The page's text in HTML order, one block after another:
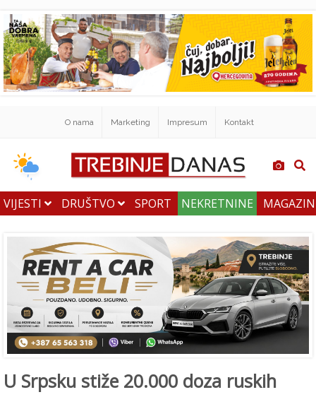
O nama Marketing Impresum Kontakt
VIJESTI DRUŠTVO SPORT NEKRETNINE
U Srpsku stiže 20.000 doza ruskih